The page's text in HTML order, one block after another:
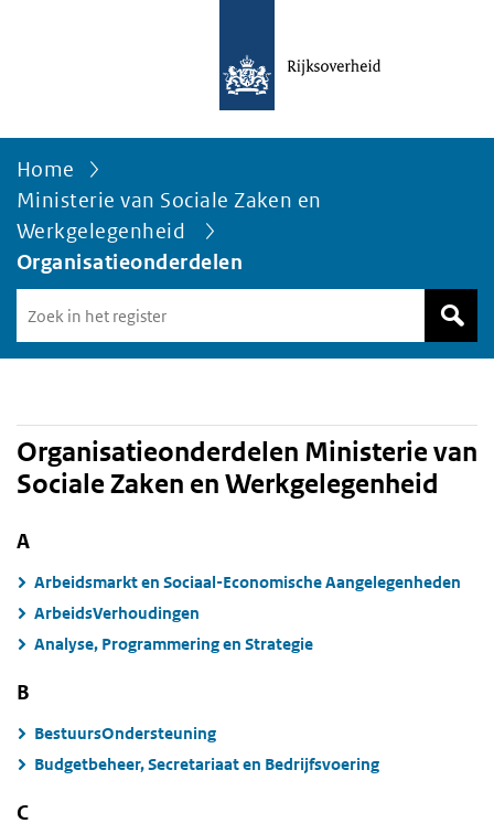
Home
Ministerie van Sociale Zaken en
Werkgelegenheid
Organisatieonderdelen
in
het
Avgregisterrijksoverheid.nl
Organisatieonderdelen Ministerie van
Sociale Zaken en Werkgelegenheid
A
Arbeidsmarkt en Sociaal-Economische Aangelegenheden
ArbeidsVerhoudingen
Analyse, Programmering en Strategie
B
BestuursOndersteuning
Budgetbeheer, Secretariaat en Bedrijfsvoering
C